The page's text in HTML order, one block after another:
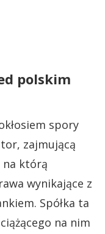
polskim
spory
zajmującą
na którą
wynikające z
Spółka ta
na nim